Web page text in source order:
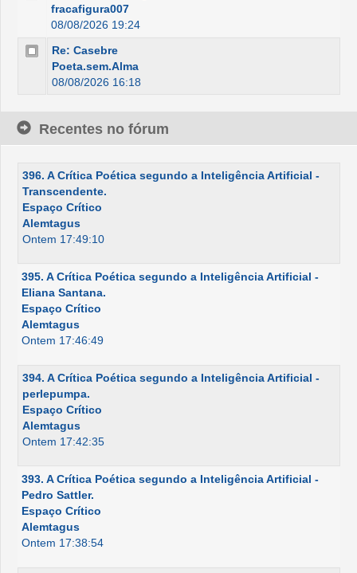
fracafigura007
08/08/2026 19:24
Re: Casebre
Poeta.sem.Alma
08/08/2026 16:18
Recentes no fórum
396. A Crítica Poética segundo a Inteligência Artificial -
Transcendente.
Espaço Crítico
Alemtagus
Ontem 17:49:10
395. A Crítica Poética segundo a Inteligência Artificial -
Eliana Santana.
Espaço Crítico
Alemtagus
Ontem 17:46:49
394. A Crítica Poética segundo a Inteligência Artificial -
perlepumpa.
Espaço Crítico
Alemtagus
Ontem 17:42:35
393. A Crítica Poética segundo a Inteligência Artificial -
Pedro Sattler.
Espaço Crítico
Alemtagus
Ontem 17:38:54